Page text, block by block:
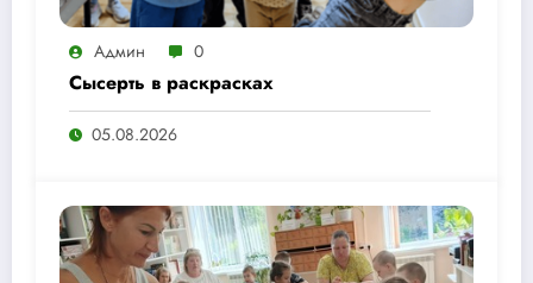
Админ 0
Сысерть в раскрасках
05.08.2026